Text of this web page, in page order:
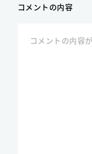
コメントの内容